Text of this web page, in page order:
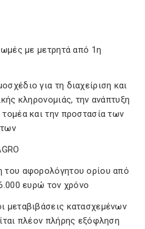
με μετρητά από 1η
για τη διαχείριση και
κληρονομιάς, την ανάπτυξη
και την προστασία των
του αφορολόγητου ορίου από
ευρώ τον χρόνο
μεταβιβάσεις κατασχεμένων
πλέον πλήρης εξόφληση